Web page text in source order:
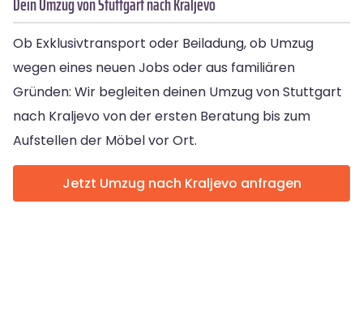
Ob Exklusivtransport oder Beiladung, ob Umzug
wegen eines neuen Jobs oder aus familiären
Gründen: Wir begleiten deinen Umzug von Stuttgart
nach Kraljevo von der ersten Beratung bis zum
Aufstellen der Möbel vor Ort.
Jetzt Umzug nach Kraljevo anfragen